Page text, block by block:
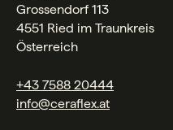
Grossendorf 113
4551 Ried im Traunkreis
Österreich
+43 7588 20444
info@ceraflex.at